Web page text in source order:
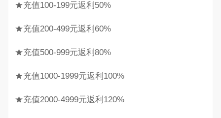
★充值100-199元返利50%
★充值200-499元返利60%
★充值500-999元返利80%
★充值1000-1999元返利100%
★充值2000-4999元返利120%